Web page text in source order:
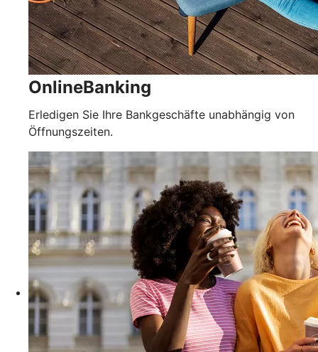
OnlineBanking
Erledigen Sie Ihre Bankgeschäfte unabhängig von
Öffnungszeiten.